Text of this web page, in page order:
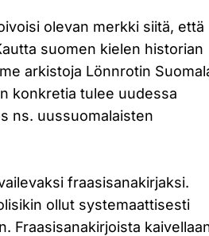
olevan merkki siitä, että
suomen kielen historian
arkistoja Lönnrotin
konkretia tulee uudessa
ns. uussuomalaisten
fraasisanakirjaksi.
ollut systemaattisesti
Fraasisanakirjoista